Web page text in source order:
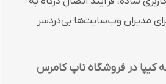
مدیران وب‌سایت‌ها بی‌دردسر
کیپا در فروشگاه ناپ کامرس